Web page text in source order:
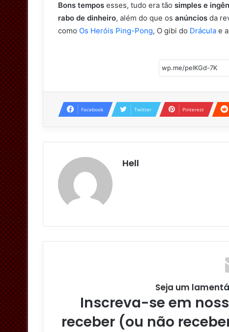
Bons tempos esses, tudo era tão simples e
rabo de dinheiro, além do que os anúncios da
como Os Heróis Ping-Pong, O gibi do Drácula e
Facebook Twitter Pinterest
Hell
Seja um
Inscreva-se em
receber (ou não